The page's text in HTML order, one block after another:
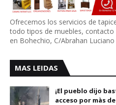
Ofrecemos los servicios de
todo tipos de muebles,
en Bohechio, C/Abrahan
MAS LEIDAS
¡El pueblo dijo
acceso por màs